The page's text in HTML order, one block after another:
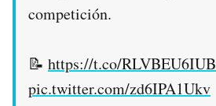
competición.
📝 https://t.co/RLVBEU6IUB
pic.twitter.com/zd6IPA1Ukv